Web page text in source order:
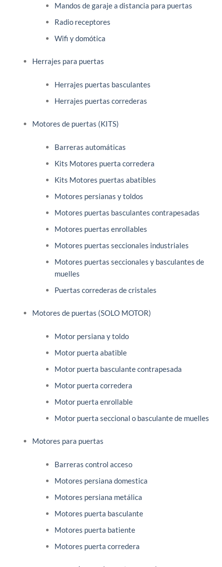
Mandos de garaje a distancia para puertas
Radio receptores
Wifi y domótica
Herrajes para puertas
Herrajes puertas basculantes
Herrajes puertas correderas
Motores de puertas (KITS)
Barreras automáticas
Kits Motores puerta corredera
Kits Motores puertas abatibles
Motores persianas y toldos
Motores puertas basculantes contrapesadas
Motores puertas enrollables
Motores puertas seccionales industriales
Motores puertas seccionales y basculantes de
muelles
Puertas correderas de cristales
Motores de puertas (SOLO MOTOR)
Motor persiana y toldo
Motor puerta abatible
Motor puerta basculante contrapesada
Motor puerta corredera
Motor puerta enrollable
Motor puerta seccional o basculante de muelles
Motores para puertas
Barreras control acceso
Motores persiana domestica
Motores persiana metálica
Motores puerta basculante
Motores puerta batiente
Motores puerta corredera